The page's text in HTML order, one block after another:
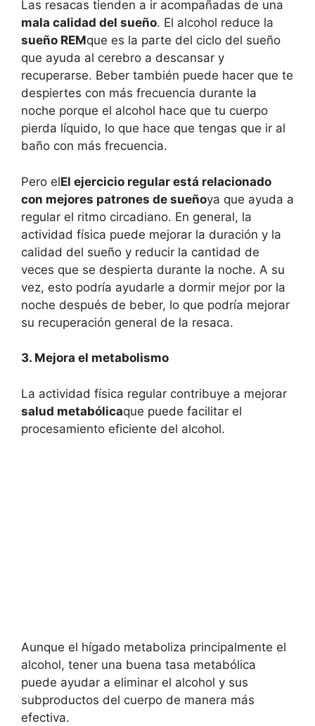
Las resacas tienden a ir acompañadas de una
mala calidad del sueño. El alcohol reduce la
sueño REMque es la parte del ciclo del sueño
que ayuda al cerebro a descansar y
recuperarse. Beber también puede hacer que te
despiertes con más frecuencia durante la
noche porque el alcohol hace que tu cuerpo
pierda líquido, lo que hace que tengas que ir al
baño con más frecuencia.
Pero elEl ejercicio regular está relacionado
con mejores patrones de sueñoya que ayuda a
regular el ritmo circadiano. En general, la
actividad física puede mejorar la duración y la
calidad del sueño y reducir la cantidad de
veces que se despierta durante la noche. A su
vez, esto podría ayudarle a dormir mejor por la
noche después de beber, lo que podría mejorar
su recuperación general de la resaca.
3. Mejora el metabolismo
La actividad física regular contribuye a mejorar
salud metabólicaque puede facilitar el
procesamiento eficiente del alcohol.
Aunque el hígado metaboliza principalmente el
alcohol, tener una buena tasa metabólica
puede ayudar a eliminar el alcohol y sus
subproductos del cuerpo de manera más
efectiva.